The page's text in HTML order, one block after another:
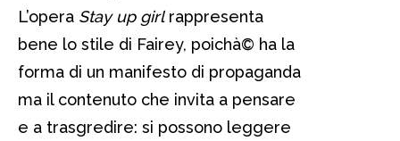
L’opera Stay up girlrappresenta
bene lo stile di Fairey, poichà© ha la
forma di un manifesto di propaganda
ma il contenuto che invita a pensare
e a trasgredire: si possono leggere